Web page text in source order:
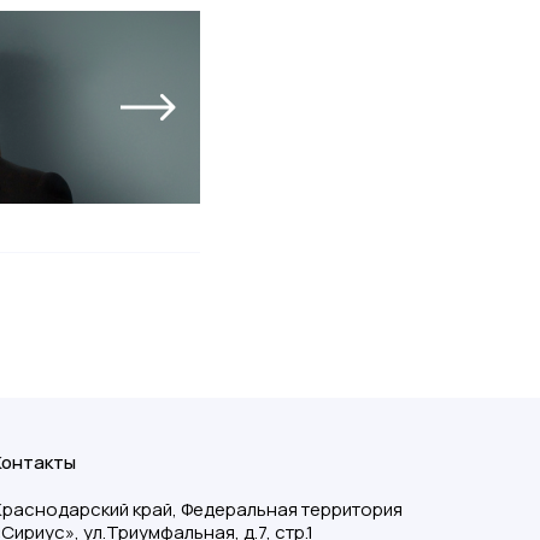
край, Федеральная территория
ул.Триумфальная, д.7, стр.1